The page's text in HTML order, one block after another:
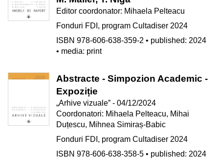
Editor coordonator: Mihaela Pelteacu
Fonduri FDI, program Cultadiser 2024
ISBN 978-606-638-359-2 • published: 2024
• media: print
Abstracte - Simpozion Academic -
Expoziție
„Arhive vizualeˮ - 04/12/2024
Coordonatori: Mihaela Pelteacu, Mihai
Duțescu, Mihnea Simiraș-Babic
Fonduri FDI, program Cultadiser 2024
ISBN 978-606-638-358-5 • published: 2024